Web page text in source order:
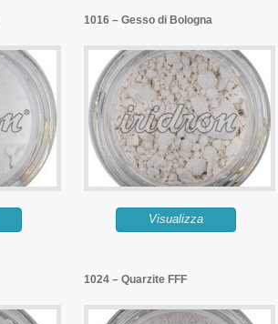
1016 – Gesso di Bologna
Visualizza
1024 – Quarzite FFF